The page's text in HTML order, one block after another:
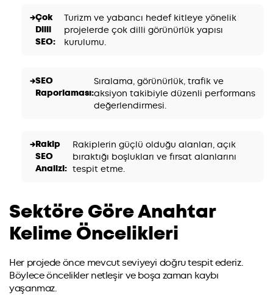
Çok
Dilli
SEO:
Turizm ve yabancı hedef kitleye yönelik
projelerde çok dilli görünürlük yapısı
kurulumu.
SEO
Raporlaması:
Sıralama, görünürlük, trafik ve
aksiyon takibiyle düzenli performans
değerlendirmesi.
Rakip
SEO
Analizi:
Rakiplerin güçlü olduğu alanları, açık
bıraktığı boşlukları ve fırsat alanlarını
tespit etme.
Sektöre Göre Anahtar
Kelime Öncelikleri
Her projede önce mevcut seviyeyi doğru tespit ederiz.
Böylece öncelikler netleşir ve boşa zaman kaybı
yaşanmaz.